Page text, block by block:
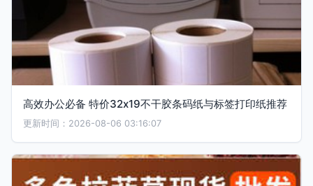
高效办公必备 特价32x19不干胶条码纸与标签打印纸推荐
更新时间：2026-08-06 03:16:07